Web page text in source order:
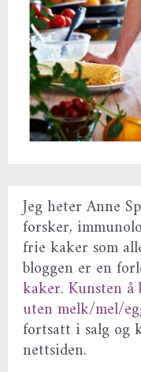
Jeg heter Anne
forsker,
frie kaker som
bloggen er en
kaker. Kunsten å
uten melk/mel/
fortsatt i salg og
nettsiden.